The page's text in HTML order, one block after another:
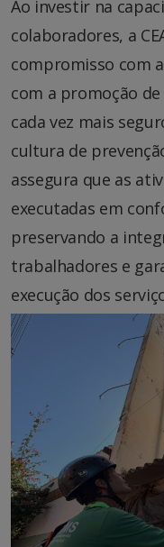
Ao investir na
colaboradores, a
compromisso com
com a promoção
cada vez mais
cultura de
assegura que as
executadas em
preservando a
trabalhadores e
execução dos